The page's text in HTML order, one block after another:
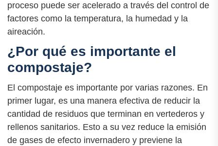
proceso puede ser acelerado a través del control de
factores como la temperatura, la humedad y la
aireación.
¿Por qué es importante el
compostaje?
El compostaje es importante por varias razones. En
primer lugar, es una manera efectiva de reducir la
cantidad de residuos que terminan en vertederos y
rellenos sanitarios. Esto a su vez reduce la emisión
de gases de efecto invernadero y previene la